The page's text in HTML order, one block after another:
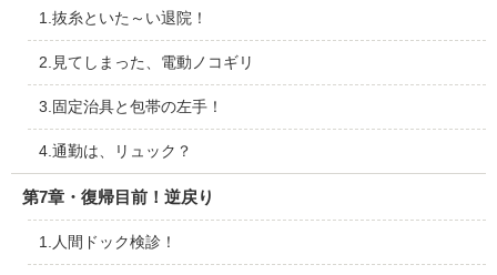
1.抜糸といた～い退院！
2.見てしまった、電動ノコギリ
3.固定治具と包帯の左手！
4.通勤は、リュック？
第7章・復帰目前！逆戻り
1.人間ドック検診！